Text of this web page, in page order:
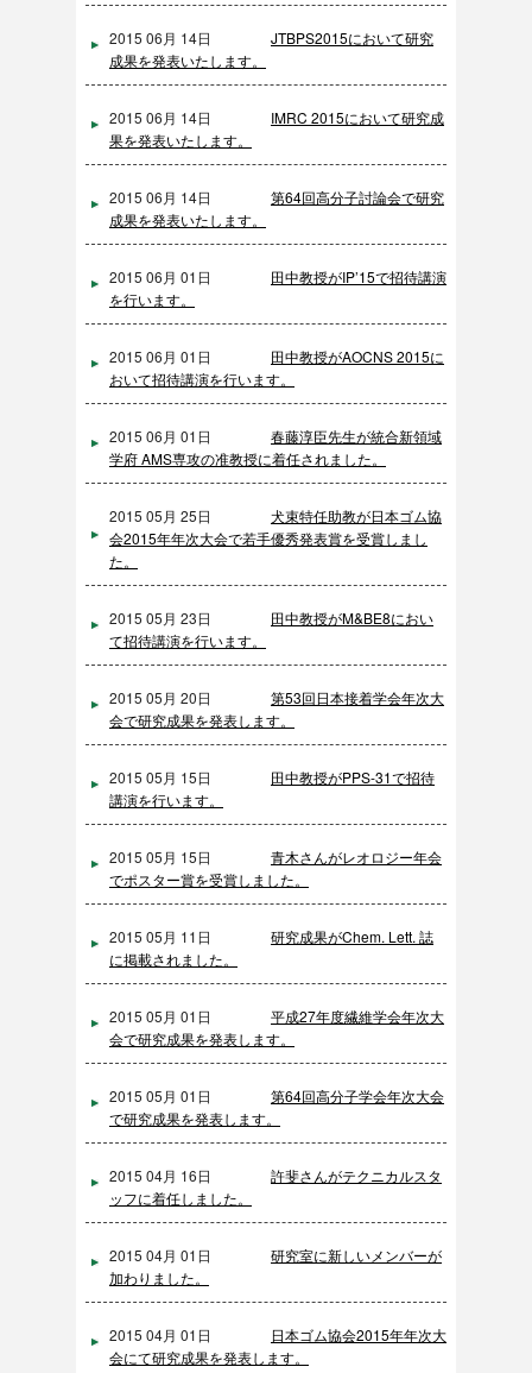
2015 06月 14日
JTBPS2015において研究
成果を発表いたします。
2015 06月 14日
IMRC 2015において研究成
果を発表いたします。
2015 06月 14日
第64回高分子討論会で研究
成果を発表いたします。
2015 06月 01日
田中教授がIP’15で招待講演
を行います。
2015 06月 01日
田中教授がAOCNS 2015に
おいて招待講演を行います。
2015 06月 01日
春藤淳臣先生が統合新領域
学府 AMS専攻の准教授に着任されました。
2015 05月 25日
犬束特任助教が日本ゴム協
会2015年年次大会で若手優秀発表賞を受賞しまし
た。
2015 05月 23日
田中教授がM&BE8におい
て招待講演を行います。
2015 05月 20日
第53回日本接着学会年次大
会で研究成果を発表します。
2015 05月 15日
田中教授がPPS-31で招待
講演を行います。
2015 05月 15日
青木さんがレオロジー年会
でポスター賞を受賞しました。
2015 05月 11日
研究成果がChem. Lett. 誌
に掲載されました。
2015 05月 01日
平成27年度繊維学会年次大
会で研究成果を発表します。
2015 05月 01日
第64回高分子学会年次大会
で研究成果を発表します。
2015 04月 16日
許斐さんがテクニカルスタ
ッフに着任しました。
2015 04月 01日
研究室に新しいメンバーが
加わりました。
2015 04月 01日
日本ゴム協会2015年年次大
会にて研究成果を発表します。